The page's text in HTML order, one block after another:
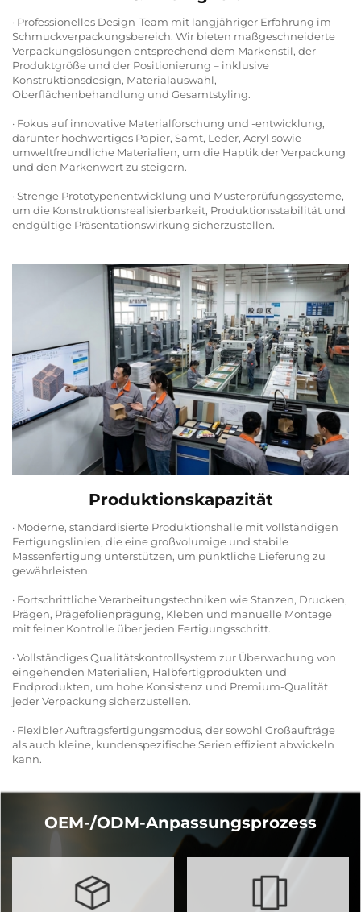
· Professionelles Design-Team mit langjähriger Erfahrung im
Schmuckverpackungsbereich. Wir bieten maßgeschneiderte
Verpackungslösungen entsprechend dem Markenstil, der
Produktgröße und der Positionierung – inklusive
Konstruktionsdesign, Materialauswahl,
Oberflächenbehandlung und Gesamtstyling.
· Fokus auf innovative Materialforschung und -entwicklung,
darunter hochwertiges Papier, Samt, Leder, Acryl sowie
umweltfreundliche Materialien, um die Haptik der Verpackung
und den Markenwert zu steigern.
· Strenge Prototypenentwicklung und Musterprüfungssysteme,
um die Konstruktionsrealisierbarkeit, Produktionsstabilität und
endgültige Präsentationswirkung sicherzustellen.
Produktionskapazität
· Moderne, standardisierte Produktionshalle mit vollständigen
Fertigungslinien, die eine großvolumige und stabile
Massenfertigung unterstützen, um pünktliche Lieferung zu
gewährleisten.
· Fortschrittliche Verarbeitungstechniken wie Stanzen, Drucken,
Prägen, Prägefolienprägung, Kleben und manuelle Montage
mit feiner Kontrolle über jeden Fertigungsschritt.
· Vollständiges Qualitätskontrollsystem zur Überwachung von
eingehenden Materialien, Halbfertigprodukten und
Endprodukten, um hohe Konsistenz und Premium-Qualität
jeder Verpackung sicherzustellen.
· Flexibler Auftragsfertigungsmodus, der sowohl Großaufträge
als auch kleine, kundenspezifische Serien effizient abwickeln
kann.
OEM-/ODM-Anpassungsprozess